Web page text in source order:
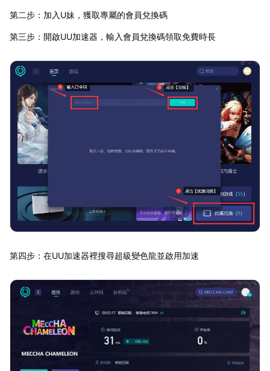
第二步：加入U妹，獲取專屬的會員兌換碼
第三步：開啟UU加速器，輸入會員兌換碼領取免費時長
第四步：在UU加速器裡搜尋超級變色龍並啟用加速